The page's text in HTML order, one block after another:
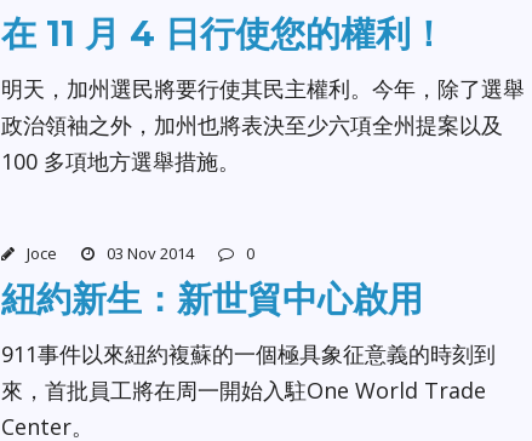
在 11 月 4 日行使您的權利！
明天，加州選民將要行使其民主權利。今年，除了選舉
政治領袖之外，加州也將表決至少六項全州提案以及
100 多項地方選舉措施。
Joce 03 Nov 2014 0
紐約新生：新世貿中心啟用
911事件以來紐約複蘇的一個極具象征意義的時刻到
來，首批員工將在周一開始入駐One World Trade
Center。